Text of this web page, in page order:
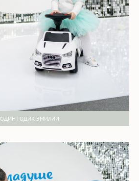
ОДИН ГОДИК ЭМИЛИИ